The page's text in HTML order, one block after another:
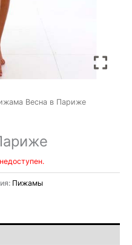
Весна в Париже
Пижамы